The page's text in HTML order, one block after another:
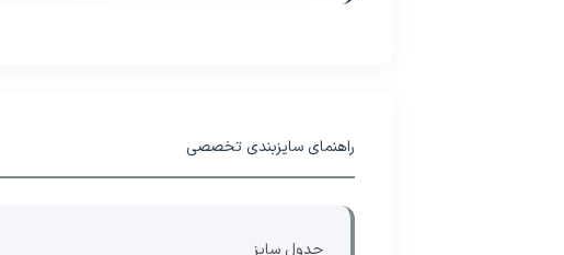
راهنمای سایزبندی تخصصی
جدول سایز